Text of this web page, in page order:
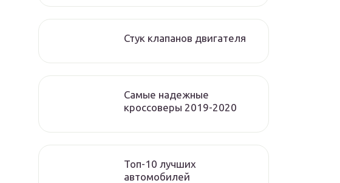
Стук клапанов двигателя
Самые надежные
кроссоверы 2019-2020
Топ-10 лучших
автомобилей